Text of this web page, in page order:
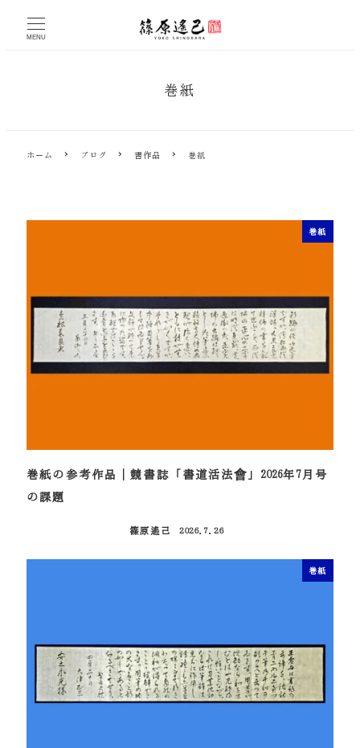
MENU
巻紙
ホーム ブログ 書作品 巻紙
巻紙
巻紙の参考作品｜競書誌「書道活法會」2026年7月号
の課題
篠原遙己
2026.7.26
巻紙